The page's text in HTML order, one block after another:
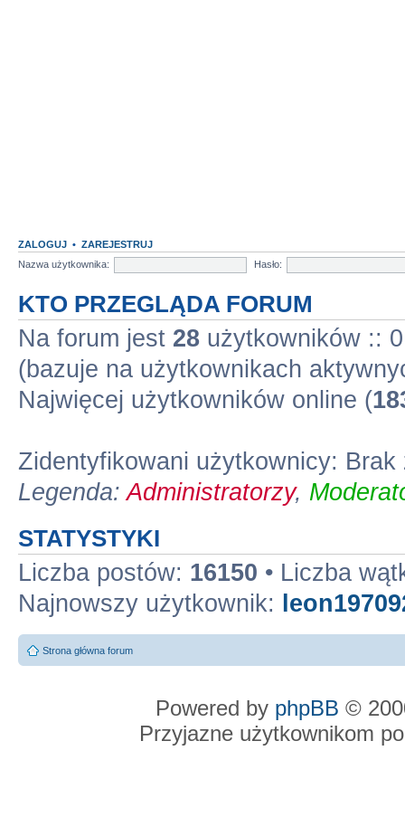
ZALOGUJ • ZAREJESTRUJ
Nazwa użytkownika:
Hasło:
KTO PRZEGLĄDA FORUM
Na forum jest 28 użytkowników ::
(bazuje na użytkownikach
Najwięcej użytkowników online (
Zidentyfikowani użytkownicy:
Legenda:Administratorzy,
STATYSTYKI
Liczba postów: 16150 • Liczba
Najnowszy użytkownik:
Strona główna forum
Powered by phpBB ©
Przyjazne użytkownikom